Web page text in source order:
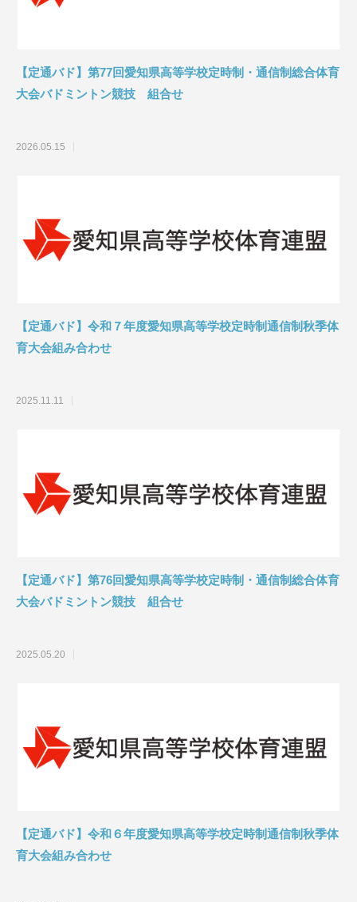
【定通バド】第77回愛知県高等学校定時制・通信制総合体育
大会バドミントン競技 組合せ
2026.05.15
【定通バド】令和７年度愛知県高等学校定時制通信制秋季体
育大会組み合わせ
2025.11.11
【定通バド】第76回愛知県高等学校定時制・通信制総合体育
大会バドミントン競技 組合せ
2025.05.20
【定通バド】令和６年度愛知県高等学校定時制通信制秋季体
育大会組み合わせ